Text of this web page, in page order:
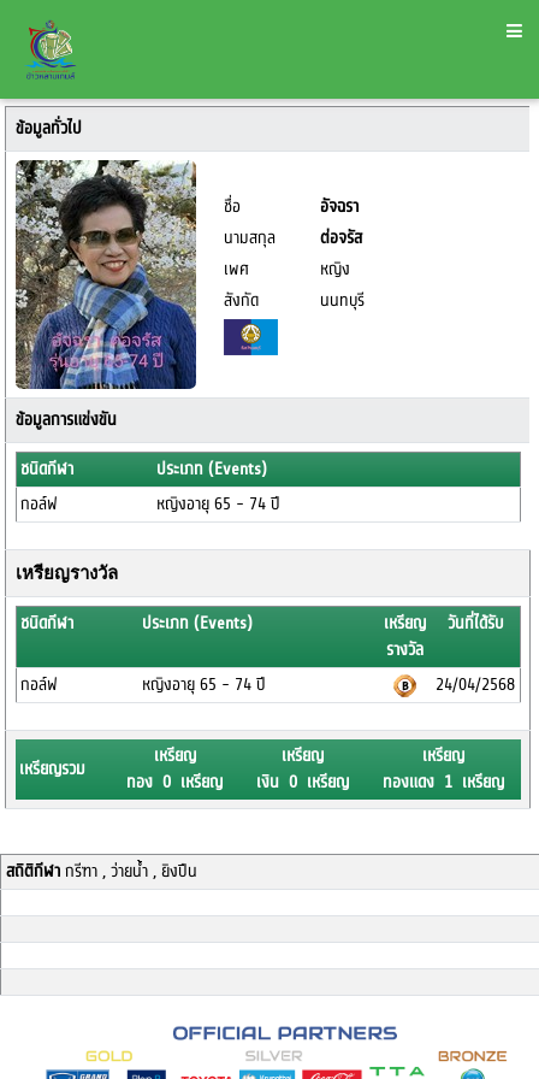
ข้อมูลทั่วไป
ชื่อ
อัจฉรา
นามสกุล
ต่อจรัส
เพศ
หญิง
สังกัด
นนทบุรี
ข้อมูลการแข่งขัน
ชนิดกีฬา
ประเภท (Events)
กอล์ฟ
หญิงอายุ 65 - 74 ปี
เหรียญรางวัล
ชนิดกีฬา ประเภท (Events)
เหรียญ
รางวัล
วันที่ได้รับ
กอล์ฟ หญิงอายุ 65 - 74 ปี 24/04/2568
เหรียญรวม
เหรียญ
ทอง 0 เหรียญ
เหรียญ
เงิน 0 เหรียญ
เหรียญ
ทองแดง 1 เหรียญ
สถิติกีฬากรีฑา , ว่ายน้ำ , ยิงปืน